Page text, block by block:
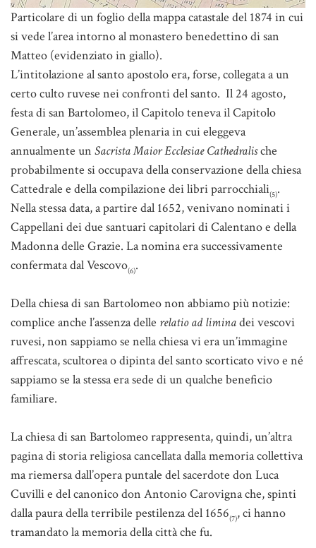
Particolare di un foglio della mappa catastale del 1874 in cui
si vede l’area intorno al monastero benedettino di san
Matteo (evidenziato in giallo).
L’intitolazione al santo apostolo era, forse, collegata a un
certo culto ruvese nei confronti del santo. Il 24 agosto,
festa di san Bartolomeo, il Capitolo teneva il Capitolo
Generale, un’assemblea plenaria in cui eleggeva
annualmente un Sacrista Maior Ecclesiae Cathedralische
probabilmente si occupava della conservazione della chiesa
Cattedrale e della compilazione dei libri parrocchiali(5).
Nella stessa data, a partire dal 1652, venivano nominati i
Cappellani dei due santuari capitolari di Calentano e della
Madonna delle Grazie. La nomina era successivamente
confermata dal Vescovo(6).
Della chiesa di san Bartolomeo non abbiamo più notizie:
complice anche l’assenza delle relatio ad liminadei vescovi
ruvesi, non sappiamo se nella chiesa vi era un’immagine
affrescata, scultorea o dipinta del santo scorticato vivo e né
sappiamo se la stessa era sede di un qualche beneficio
familiare.
La chiesa di san Bartolomeo rappresenta, quindi, un’altra
pagina di storia religiosa cancellata dalla memoria collettiva
ma riemersa dall’opera puntale del sacerdote don Luca
Cuvilli e del canonico don Antonio Carovigna che, spinti
dalla paura della terribile pestilenza del 1656(7), ci hanno
tramandato la memoria della città che fu.